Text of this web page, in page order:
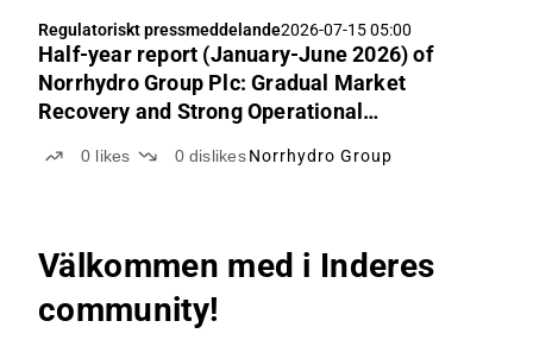
Regulatoriskt pressmeddelande2026-07-15 05:00
Half-year report (January-June 2026) of
Norrhydro Group Plc: Gradual Market
Recovery and Strong Operational
0 likes 0 dislikes Norrhydro Group
Välkommen med i Inderes
community!